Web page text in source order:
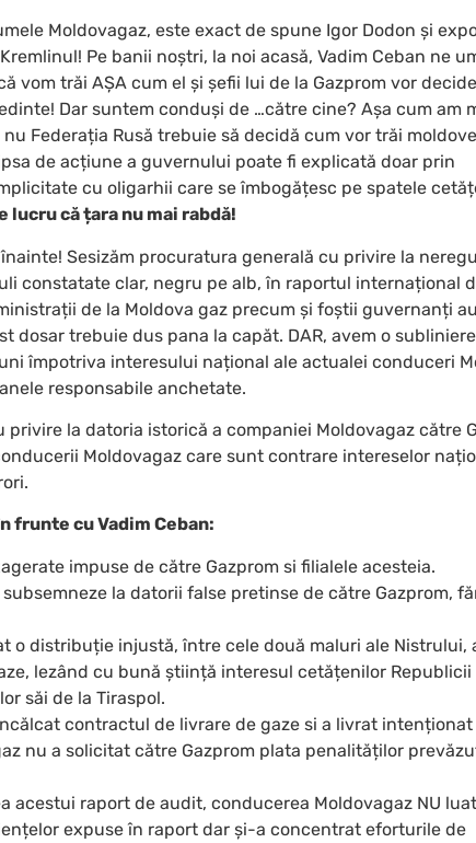
Moldovagaz, este exact de spune Igor Dodon și
Pe banii noștri, la noi acasă, Vadim Ceban ne
vom trăi AȘA cum el și șefii lui de la Gazprom vor
Dar suntem conduși de …către cine? Așa cum am
Federația Rusă trebuie să decidă cum vor trăi
de acțiune a guvernului poate fi explicată doar prin
cu oligarhii care se îmbogățesc pe spatele
lucru că țara nu mai rabdă!
Sesizăm procuratura generală cu privire la
constatate clar, negru pe alb, în raportul internațional
de la Moldova gaz precum și foștii guvernanți
dosar trebuie dus pana la capăt. DAR, avem o
împotriva interesului național ale actualei conduceri
responsabile anchetate.
la datoria istorică a companiei Moldovagaz către
Moldovagaz care sunt contrare intereselor
frunte cu Vadim Ceban:
impuse de către Gazprom si filialele acesteia.
la datorii false pretinse de către Gazprom,
o distribuție injustă, între cele două maluri ale Nistrului,
lezând cu bună știință interesul cetățenilor Republicii
săi de la Tiraspol.
contractul de livrare de gaze si a livrat intenționat
nu a solicitat către Gazprom plata penalităților
acestui raport de audit, conducerea Moldovagaz NU
expuse în raport dar și-a concentrat eforturile de